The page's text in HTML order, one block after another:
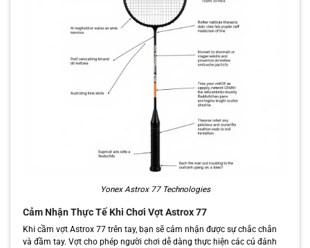
Yonex Astrox 77 Technologies
Cảm Nhận Thực Tế Khi Chơi Vợt Astrox 77
Khi cầm vợt Astrox 77 trên tay, bạn sẽ cảm nhận được sự chắc chắn
và đầm tay. Vợt cho phép người chơi dễ dàng thực hiện các cú đánh